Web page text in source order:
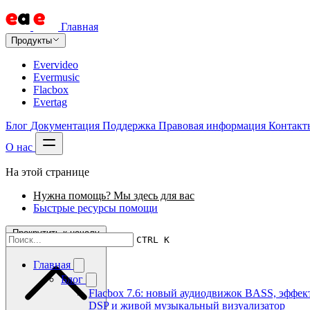
Главная
Продукты
Evervideo
Evermusic
Flacbox
Evertag
Блог Документация Поддержка Правовая информация
О нас
CTRL K
Главная
Блог
Flacbox 7.6: новый аудиодвижок BASS,
DSP и живой музыкальный визуализатор
На этой странице
Нужна помощь? Мы здесь для вас
Быстрые ресурсы помощи
Прокрутить к началу